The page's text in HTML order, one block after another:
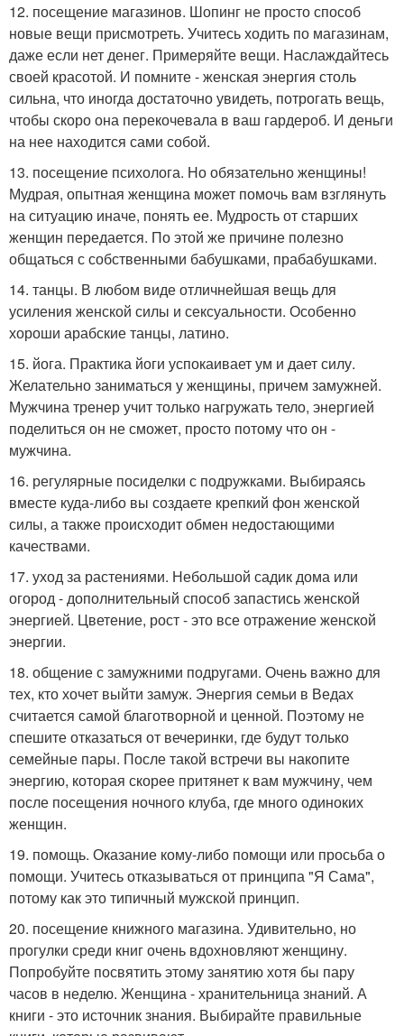
12. посещение магазинов. Шопинг не просто способ
новые вещи присмотреть. Учитесь ходить по магазинам,
даже если нет денег. Примеряйте вещи. Наслаждайтесь
своей красотой. И помните - женская энергия столь
сильна, что иногда достаточно увидеть, потрогать вещь,
чтобы скоро она перекочевала в ваш гардероб. И деньги
на нее находится сами собой.
13. посещение психолога. Но обязательно женщины!
Мудрая, опытная женщина может помочь вам взглянуть
на ситуацию иначе, понять ее. Мудрость от старших
женщин передается. По этой же причине полезно
общаться с собственными бабушками, прабабушками.
14. танцы. В любом виде отличнейшая вещь для
усиления женской силы и сексуальности. Особенно
хороши арабские танцы, латино.
15. йога. Практика йоги успокаивает ум и дает силу.
Желательно заниматься у женщины, причем замужней.
Мужчина тренер учит только нагружать тело, энергией
поделиться он не сможет, просто потому что он -
мужчина.
16. регулярные посиделки с подружками. Выбираясь
вместе куда-либо вы создаете крепкий фон женской
силы, а также происходит обмен недостающими
качествами.
17. уход за растениями. Небольшой садик дома или
огород - дополнительный способ запастись женской
энергией. Цветение, рост - это все отражение женской
энергии.
18. общение с замужними подругами. Очень важно для
тех, кто хочет выйти замуж. Энергия семьи в Ведах
считается самой благотворной и ценной. Поэтому не
спешите отказаться от вечеринки, где будут только
семейные пары. После такой встречи вы накопите
энергию, которая скорее притянет к вам мужчину, чем
после посещения ночного клуба, где много одиноких
женщин.
19. помощь. Оказание кому-либо помощи или просьба о
помощи. Учитесь отказываться от принципа "Я Сама",
потому как это типичный мужской принцип.
20. посещение книжного магазина. Удивительно, но
прогулки среди книг очень вдохновляют женщину.
Попробуйте посвятить этому занятию хотя бы пару
часов в неделю. Женщина - хранительница знаний. А
книги - это источник знания. Выбирайте правильные